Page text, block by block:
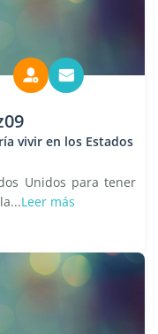
vivir en los Estados
Unidos para tener
Leer más